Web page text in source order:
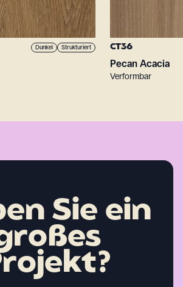
Dunkel Strukturiert CT36
Pecan Acacia
Verformbar
Sie ein